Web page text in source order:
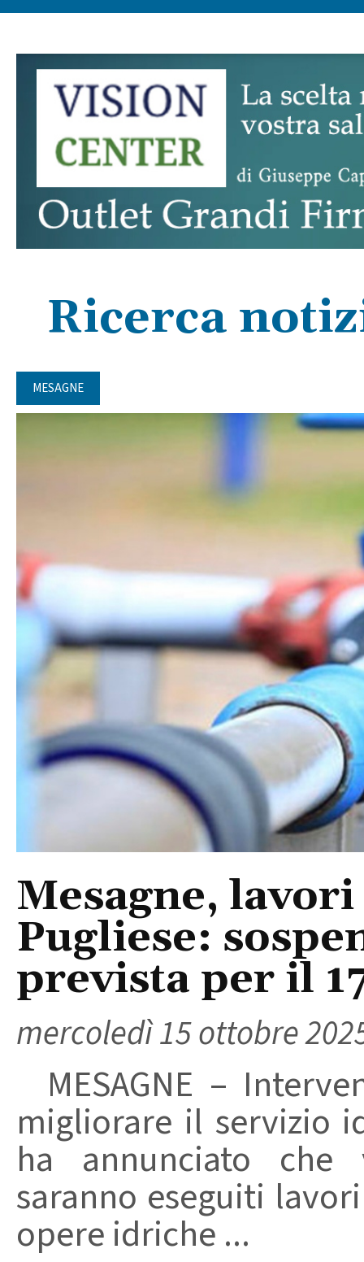
Ricerca
MESAGNE
Mesagne,
Pugliese:
prevista per il
mercoledì 15 ottobre
MESAGNE –
migliorare il servizio
ha annunciato che
saranno eseguiti
opere idriche ...